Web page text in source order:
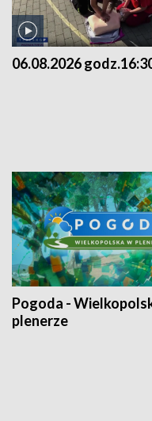
06.08.2026
Pogoda -
plenerze